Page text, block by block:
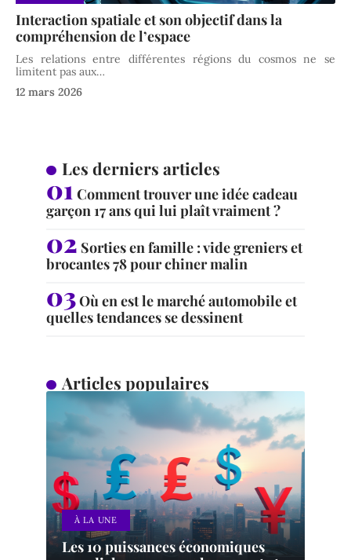
Interaction spatiale et son objectif dans la
compréhension de l’espace
Les relations entre différentes régions du cosmos ne se
limitent pas aux…
12 mars 2026
Les derniers articles
Comment trouver une idée cadeau
garçon 17 ans qui lui plaît vraiment ?
Sorties en famille : vide greniers et
brocantes 78 pour chiner malin
Où en est le marché automobile et
quelles tendances se dessinent
Articles populaires
À LA UNE
Les 10 puissances économiques